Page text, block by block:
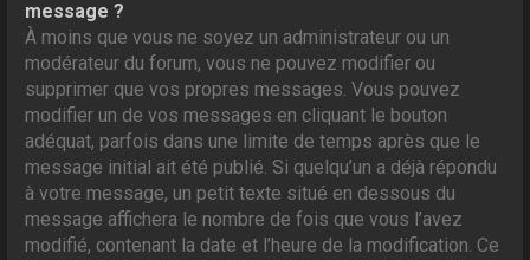
message ?
À moins que vous ne soyez un administrateur ou un
modérateur du forum, vous ne pouvez modifier ou
supprimer que vos propres messages. Vous pouvez
modifier un de vos messages en cliquant le bouton
adéquat, parfois dans une limite de temps après que le
message initial ait été publié. Si quelqu’un a déjà répondu
à votre message, un petit texte situé en dessous du
message affichera le nombre de fois que vous l’avez
modifié, contenant la date et l’heure de la modification. Ce